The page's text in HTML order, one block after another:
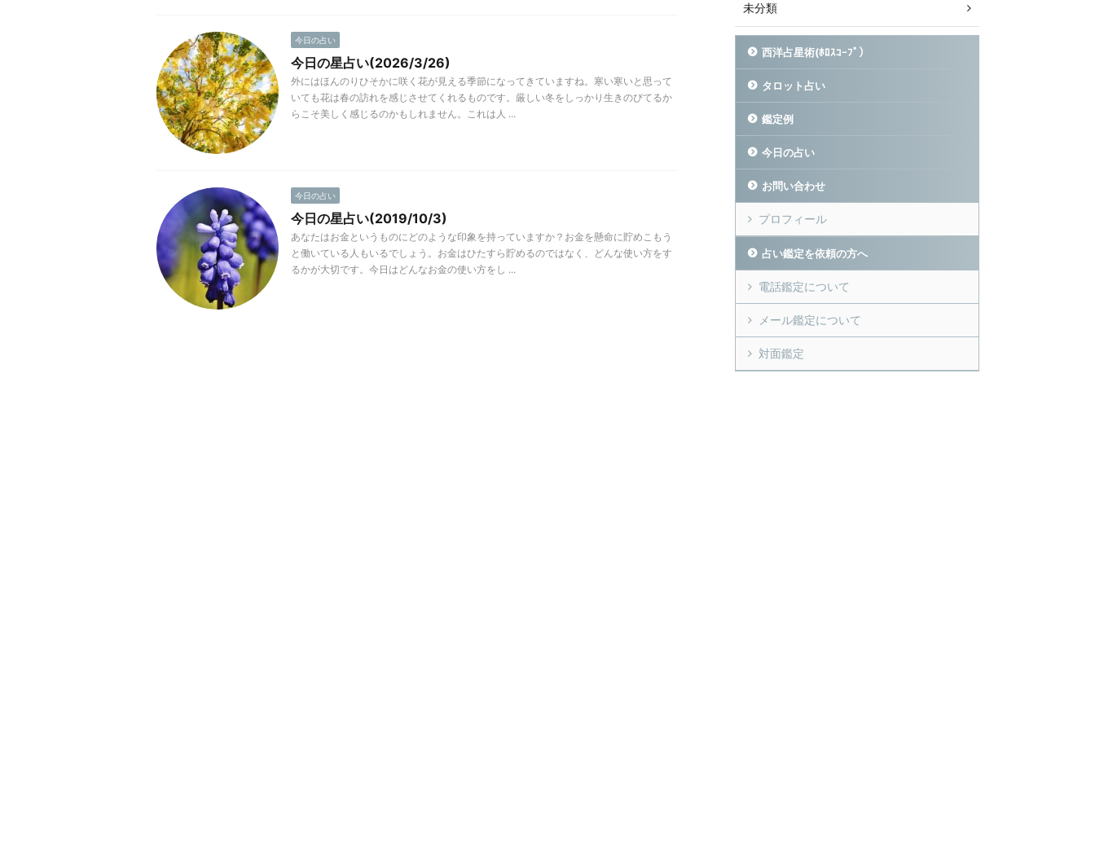
今日の占い
今日の星占い(2026/3/26)
外にはほんのりひそかに咲く花が見える季節になってきていますね。寒い寒いと思って
いても花は春の訪れを感じさせてくれるものです。厳しい冬をしっかり生きのびてるか
らこそ美しく感じるのかもしれません。これは人 ...
今日の占い
今日の星占い(2019/10/3)
あなたはお金というものにどのような印象を持っていますか？お金を懸命に貯めこもう
と働いている人もいるでしょう。お金はひたすら貯めるのではなく、どんな使い方をす
るかが大切です。今日はどんなお金の使い方をし ...
未分類
西洋占星術(ﾎﾛｽｺｰﾌﾟ）
タロット占い
鑑定例
今日の占い
お問い合わせ
プロフィール
占い鑑定を依頼の方へ
電話鑑定について
メール鑑定について
対面鑑定